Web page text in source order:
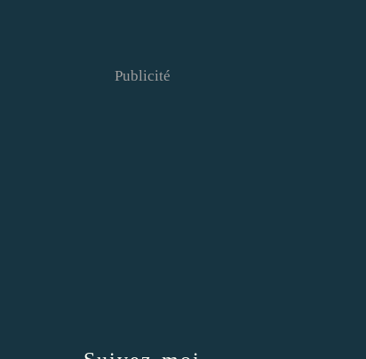
Publicité